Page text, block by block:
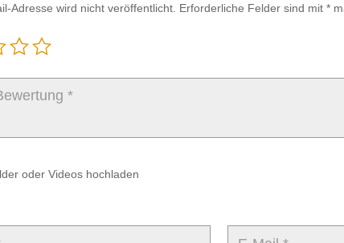
Adresse wird nicht veröffentlicht. Erforderliche Felder sind mit*
oder Videos hochladen